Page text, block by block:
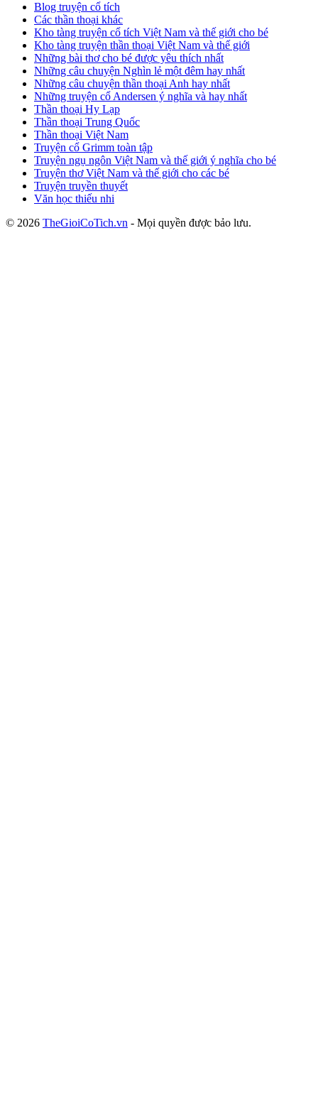
Blog truyện cổ tích
Các thần thoại khác
Kho tàng truyện cổ tích Việt Nam và thế giới cho bé
Kho tàng truyện thần thoại Việt Nam và thế giới
Những bài thơ cho bé được yêu thích nhất
Những câu chuyện Nghìn lẻ một đêm hay nhất
Những câu chuyện thần thoại Anh hay nhất
Những truyện cổ Andersen ý nghĩa và hay nhất
Thần thoại Hy Lạp
Thần thoại Trung Quốc
Thần thoại Việt Nam
Truyện cổ Grimm toàn tập
Truyện ngụ ngôn Việt Nam và thế giới ý nghĩa cho bé
Truyện thơ Việt Nam và thế giới cho các bé
Truyện truyền thuyết
Văn học thiếu nhi
© 2026 TheGioiCoTich.vn - Mọi quyền được bảo lưu.